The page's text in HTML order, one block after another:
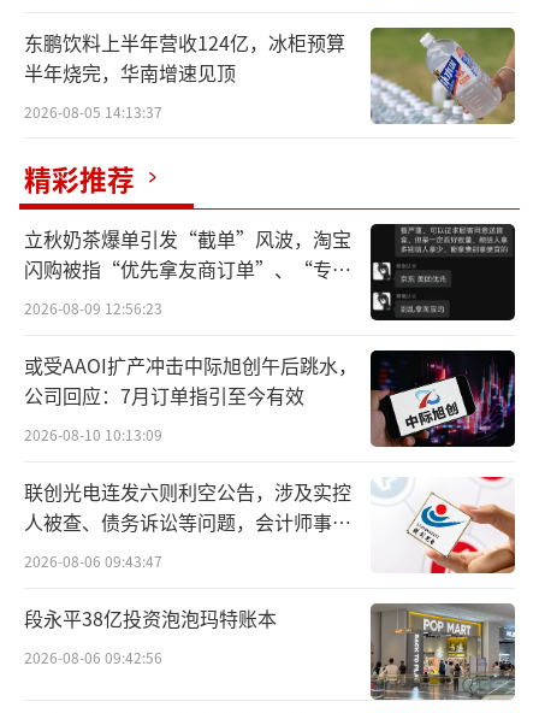
年初以来，猎豹移动董事长傅盛又火了一
把。
骨折卧床期间，闲在家的傅盛“养”出了
一只名为“三万”的AI龙虾，在春节一个月里
替他给611位联系人拜年、管理排期、撰写发布
14篇公众号文章，并逐渐参与公司邮件、运营
等多项工作。
伴随傅盛对“三万”的持续直播，一股
因“龙虾”而起的财富洪流，也加速涌向四面
八方。
收费为人安装龙虾的人，最先尝到甜头。
社交媒体、电商平台上，充斥着售价4.9元
到499元的龙虾安装服务。不少代部署的兼职者
透露，一个月赚上万元是平均水平，“AI龙虾
爆火有人几天赚了26万”的话题也冲上了微博
东鹏饮料上半年营收124亿，冰柜预算
半年烧完，华南增速见顶
2026-08-05 14:13:37
精彩推荐
立秋奶茶爆单引发“截单”风波，淘宝
闪购被指“优先拿友商订单”、“专挑
贵的拿”
2026-08-09 12:56:23
或受AAOI扩产冲击中际旭创午后跳水，
公司回应：7月订单指引至今有效
2026-08-10 10:13:09
联创光电连发六则利空公告，涉及实控
人被查、债务诉讼等问题，会计师事务
所曾出具“保留意见”
2026-08-06 09:43:47
段永平38亿投资泡泡玛特账本
2026-08-06 09:42:56